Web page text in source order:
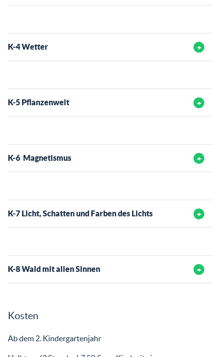
K-4 Wetter
K-5 Pflanzenwelt
K-6 Magnetismus
K-7 Licht, Schatten und Farben des Lichts
K-8 Wald mit allen Sinnen
Kosten
Ab dem 2. Kindergartenjahr